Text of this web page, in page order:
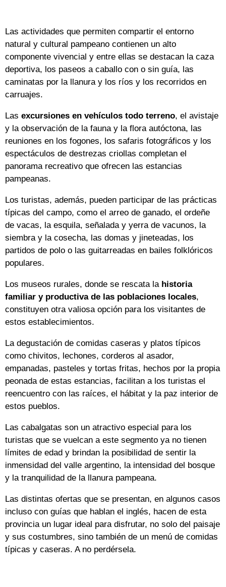
Las actividades que permiten compartir el entorno
natural y cultural pampeano contienen un alto
componente vivencial y entre ellas se destacan la caza
deportiva, los paseos a caballo con o sin guía, las
caminatas por la llanura y los ríos y los recorridos en
carruajes.
Las excursiones en vehículos todo terreno, el avistaje
y la observación de la fauna y la flora autóctona, las
reuniones en los fogones, los safaris fotográficos y los
espectáculos de destrezas criollas completan el
panorama recreativo que ofrecen las estancias
pampeanas.
Los turistas, además, pueden participar de las prácticas
típicas del campo, como el arreo de ganado, el ordeñe
de vacas, la esquila, señalada y yerra de vacunos, la
siembra y la cosecha, las domas y jineteadas, los
partidos de polo o las guitarreadas en bailes folklóricos
populares.
Los museos rurales, donde se rescata la historia
familiar y productiva de las poblaciones locales,
constituyen otra valiosa opción para los visitantes de
estos establecimientos.
La degustación de comidas caseras y platos típicos
como chivitos, lechones, corderos al asador,
empanadas, pasteles y tortas fritas, hechos por la propia
peonada de estas estancias, facilitan a los turistas el
reencuentro con las raíces, el hábitat y la paz interior de
estos pueblos.
Las cabalgatas son un atractivo especial para los
turistas que se vuelcan a este segmento ya no tienen
límites de edad y brindan la posibilidad de sentir la
inmensidad del valle argentino, la intensidad del bosque
y la tranquilidad de la llanura pampeana.
Las distintas ofertas que se presentan, en algunos casos
incluso con guías que hablan el inglés, hacen de esta
provincia un lugar ideal para disfrutar, no solo del paisaje
y sus costumbres, sino también de un menú de comidas
típicas y caseras. A no perdérsela.